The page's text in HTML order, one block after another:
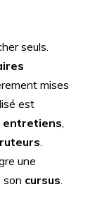
seuls.
mises
est
entretiens
une
son cursus